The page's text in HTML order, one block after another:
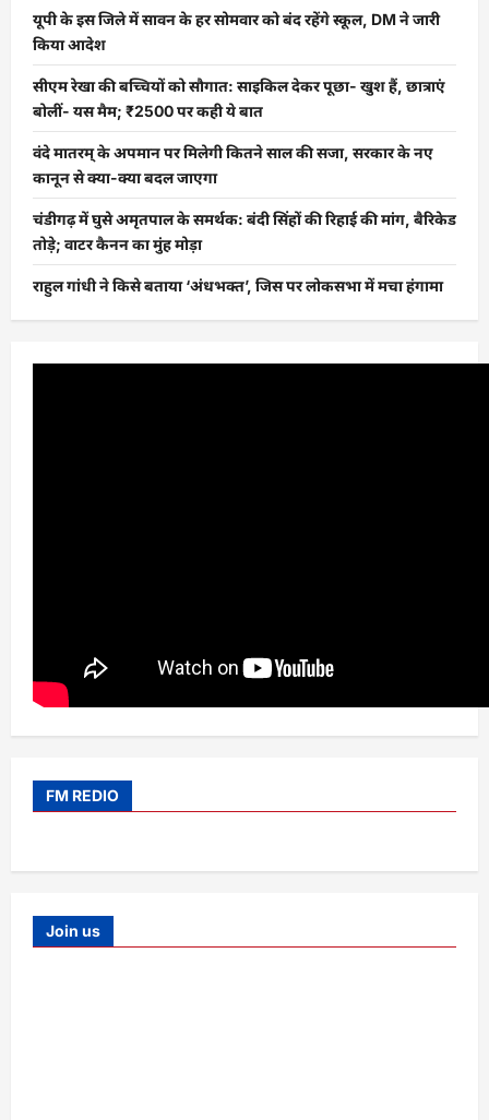
यूपी के इस जिले में सावन के हर सोमवार को बंद रहेंगे स्कूल, DM ने जारी
किया आदेश
सीएम रेखा की बच्चियों को सौगात: साइकिल देकर पूछा- खुश हैं, छात्राएं
बोलीं- यस मैम; ₹2500 पर कही ये बात
वंदे मातरम् के अपमान पर मिलेगी कितने साल की सजा, सरकार के नए
कानून से क्या-क्या बदल जाएगा
चंडीगढ़ में घुसे अमृतपाल के समर्थक: बंदी सिंहों की रिहाई की मांग, बैरिकेड
तोड़े; वाटर कैनन का मुंह मोड़ा
राहुल गांधी ने किसे बताया ‘अंधभक्त’, जिस पर लोकसभा में मचा हंगामा
FM REDIO
Join us